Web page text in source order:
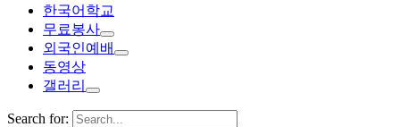
한국어학교
무료봉사
외국인예배
동영상
갤러리
Search for: